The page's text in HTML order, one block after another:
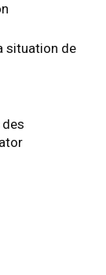
situation de